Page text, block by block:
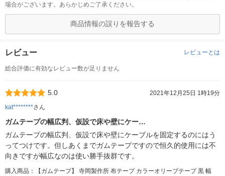
場合がございます。あらかじめご了承ください。
商品情報の誤りを報告する
レビュー レビューとは
総合評価に有効なレビュー数が足りません
5.0
2021年12月25日 1時19分
kat********さん
ガムテープの幅広判、仮設で床や壁にケー…
ガムテープの幅広判、仮設で床や壁にケーブルを固定するのにはう
ってつけです。但しあくまでガムテープですので恒久的使用には不
向きですが幅広なのは使い勝手抜群です。
購入商品：【ガムテープ】 寺岡製作所 布テープ カラーオリーブテープ 黒 幅